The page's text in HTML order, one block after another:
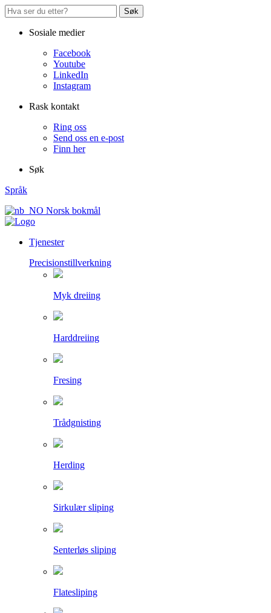
Søk
Sosiale medier
Facebook
Youtube
LinkedIn
Instagram
Rask kontakt
Ring oss
Send oss en e-post
Finn her
Søk
Språk
Norsk bokmål
Tjenester
Precisionstillverkning
Myk dreiing
Harddreiing
Fresing
Trådgnisting
Herding
Sirkulær sliping
Senterløs sliping
Flatesliping